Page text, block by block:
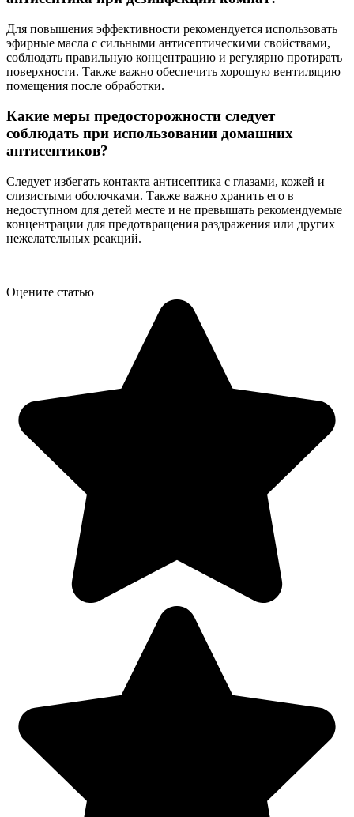
Для повышения эффективности рекомендуется использовать
эфирные масла с сильными антисептическими свойствами,
соблюдать правильную концентрацию и регулярно протирать
поверхности. Также важно обеспечить хорошую вентиляцию
помещения после обработки.
Какие меры предосторожности следует
соблюдать при использовании домашних
антисептиков?
Следует избегать контакта антисептика с глазами, кожей и
слизистыми оболочками. Также важно хранить его в
недоступном для детей месте и не превышать рекомендуемые
концентрации для предотвращения раздражения или других
нежелательных реакций.
Оцените статью